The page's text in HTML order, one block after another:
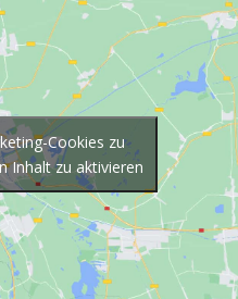
Cookies zu
Inhalt zu aktivieren